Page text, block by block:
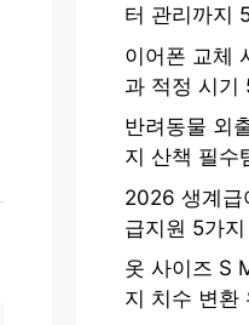
터 관리까지
이어폰 교체
과 적정 시기
반려동물 외
지 산책 필수
2026 생계급
급지원 5가지
옷 사이즈 S
지 치수 변환